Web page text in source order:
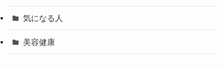
気になる人
美容健康